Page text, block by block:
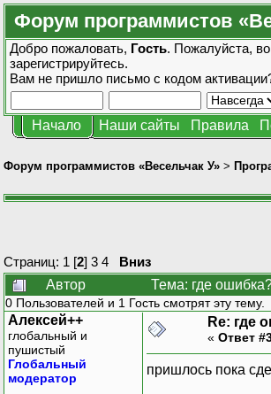
Форум программистов
Добро пожаловать, Гость. Пожалуйста,
зарегистрируйтесь.
Вам не пришло письмо с кодом
Начало Наши сайты Правила
Форум программистов «Весельчак У» >
Страниц: 1 [2] 3 4
Вниз
Автор
Тема: где
0 Пользователей и 1 Гость смотрят эту тему.
Алексей++
глобальный и
пушистый
Глобальный
модератор
Re: где
« Ответ
пришлось пока